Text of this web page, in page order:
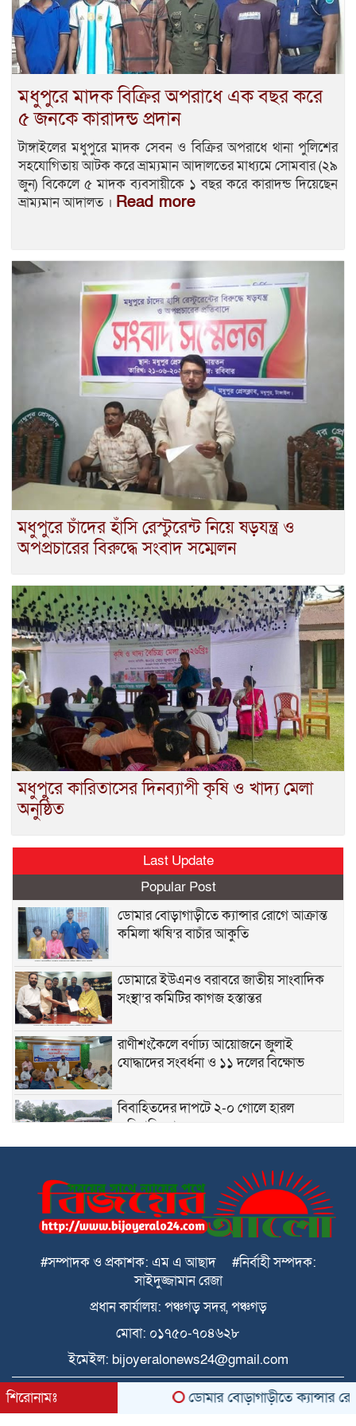
মধুপুরে মাদক বিক্রির অপরাধে এক বছর করে
৫ জনকে কারাদন্ড প্রদান
টাঙ্গাইলের মধুপুরে মাদক সেবন ও বিক্রির অপরাধে থানা পুলিশের
সহযোগিতায় আটক করে ভ্রাম্যমান আদালতের মাধ্যমে সোমবার (২৯
জুন) বিকেলে ৫ মাদক ব্যবসায়ীকে ১ বছর করে কারাদন্ড দিয়েছেন
ভ্রাম্যমান আদালত । Read more
মধুপুরে চাঁদের হাঁসি রেস্টুরেন্ট নিয়ে ষড়যন্ত্র ও
অপপ্রচারের বিরুদ্ধে সংবাদ সম্মেলন
মধুপুরে কারিতাসের দিনব্যাপী কৃষি ও খাদ্য মেলা
অনুষ্ঠিত
Last Update
Popular Post
ডোমার বোড়াগাড়ীতে ক্যান্সার রোগে আক্রান্ত
কমিলা ঋষি’র বাচাঁর আকুতি
ডোমারে ইউএনও বরাবরে জাতীয় সাংবাদিক
সংস্থা’র কমিটির কাগজ হস্তান্তর
রাণীশংকৈলে বর্ণাঢ্য আয়োজনে জুলাই
যোদ্ধাদের সংবর্ধনা ও ১১ দলের বিক্ষোভ
বিবাহিতদের দাপটে ২-০ গোলে হারল
অবিবাহিতরা
পঞ্চগড়ে ২১৮ পিছ ইয়াবা সহ মাদক
ব্যবসায়ীকে পুলিশে দিল মাদক নির্মূল কমিটি
পঞ্চগড়ে জুলাই গণঅভ্যুত্থান দিবস পালিত
ডোমারে গণঅভ্যূত্থানের ২য় বার্ষিকী উপলক্ষে
১১ দলের গণমিছিল
ডোমার আমবাড়ীতে অগ্নিকান্ডে ক্ষতিগস্ত
পরিবারের মাঝে জাতীয় সাংবাদিক সংস্থার পক্ষে
খাদ্য সামগ্রী বিতরণ
#সম্পাদক ও প্রকাশক: এম এ আছাদ #নির্বাহী সম্পদক:
সাইদুজ্জামান রেজা
প্রধান কার্যালয়: পঞ্চগড় সদর, পঞ্চগড়
মোবা: ০১৭৫০-৭০৪৬২৮
ইমেইল: bijoyeralonews24@gmail.com
All rights reserved © 2026 কারিগরি সহযোগিতা
শিরোনামঃ ডোমার বোড়াগাড়ীতে ক্যান্সার